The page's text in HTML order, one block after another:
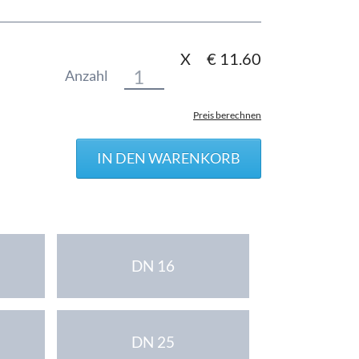
Anzahl
X € 11.60
Preis berechnen
DN 16
DN 25